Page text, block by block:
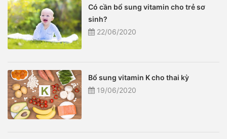
Có cần bổ sung vitamin cho trẻ sơ
sinh?
22/06/2020
Bổ sung vitamin K cho thai kỳ
19/06/2020